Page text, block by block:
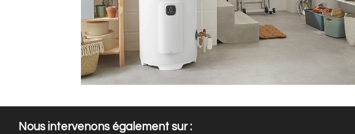
Nous intervenons également sur :